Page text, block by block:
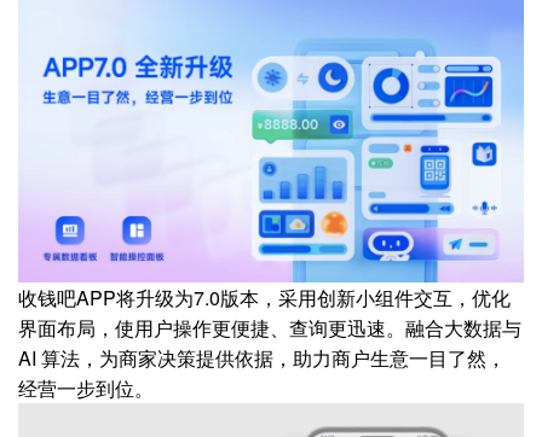
收钱吧APP将升级为7.0版本，采用创新小组件交互，优化
界面布局，使用户操作更便捷、查询更迅速。融合大数据与
AI 算法，为商家决策提供依据，助力商户生意一目了然，
经营一步到位。